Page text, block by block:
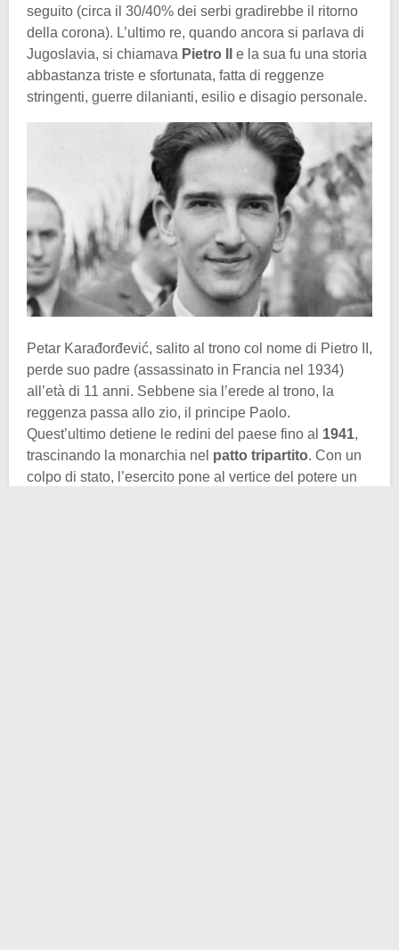
seguito (circa il 30/40% dei serbi gradirebbe il ritorno
della corona). L’ultimo re, quando ancora si parlava di
Jugoslavia, si chiamava Pietro II
e la sua fu una storia
abbastanza triste e sfortunata, fatta di reggenze
stringenti, guerre dilanianti, esilio e disagio personale.
Petar Karađorđević, salito al trono col nome di Pietro II,
perde suo padre (assassinato in Francia nel 1934)
all’età di 11 anni. Sebbene sia l’erede al trono, la
reggenza passa allo zio, il principe Paolo.
Quest’ultimo detiene le redini del paese fino al 1941,
trascinando la monarchia nel patto tripartito. Con un
colpo di stato, l’esercito pone al vertice del potere un